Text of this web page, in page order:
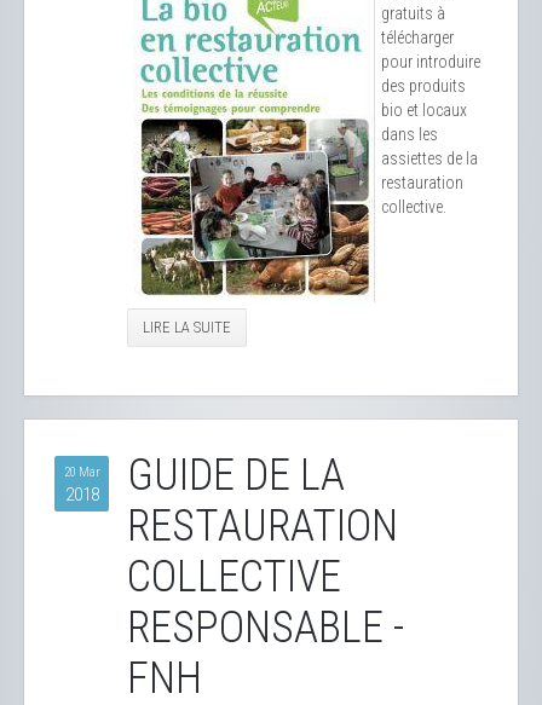
gratuits à
télécharger
pour introduire
des produits
bio et locaux
dans les
assiettes de la
restauration
collective.
LIRE LA SUITE
20 Mar
2018
GUIDE DE LA
RESTAURATION
COLLECTIVE
RESPONSABLE -
FNH